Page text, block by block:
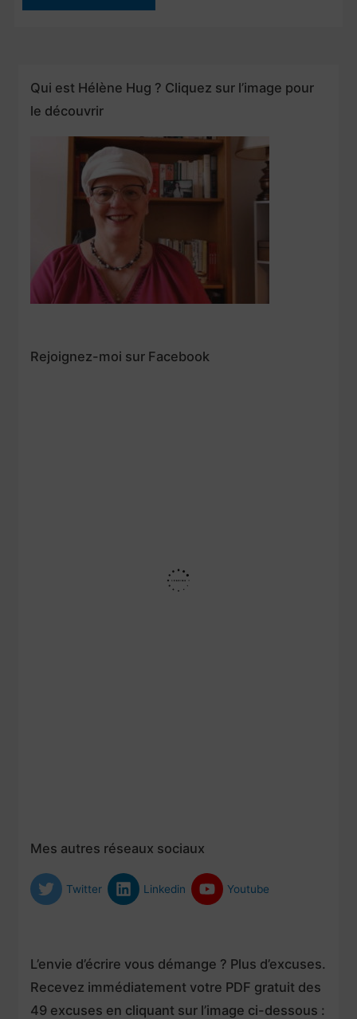
et
Qui est Hélène Hug ? Cliquez sur l’image pour
le découvrir
Rejoignez-moi sur Facebook
Mes autres réseaux sociaux
Twitter Linkedin Youtube
L’envie d’écrire vous démange ? Plus d’excuses.
Recevez immédiatement votre PDF gratuit des
49 excuses en cliquant sur l’image ci-dessous :